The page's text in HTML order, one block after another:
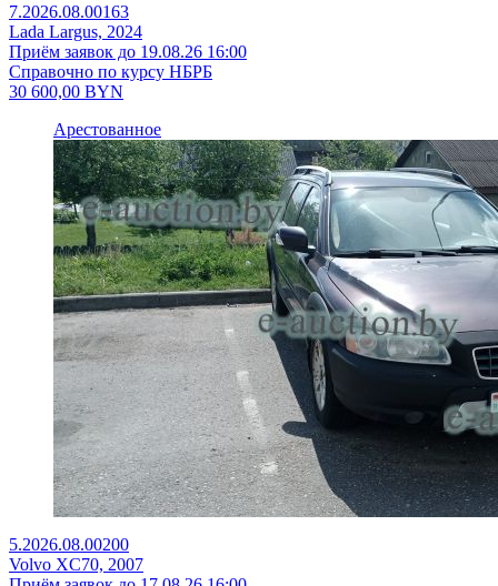
7.2026.08.00163
Lada Largus, 2024
Приём заявок до 19.08.26 16:00
Справочно по курсу НБРБ
30 600,00 BYN
Арестованное
5.2026.08.00200
Volvo XC70, 2007